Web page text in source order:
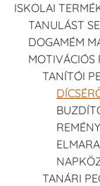
ISKOLAI
TANULÁST
DOGAMÉM
MOTIVÁCIÓS
TANÍTÓI
TANÁRI